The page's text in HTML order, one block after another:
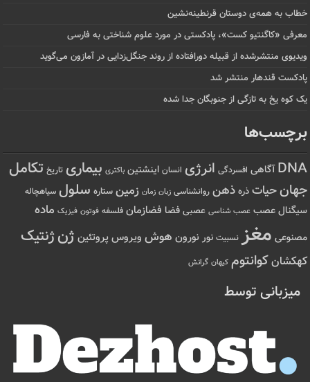
خطاب به همه‌ی دوستان قرنطینه‌نشین
معرفی «کاگنتیو کست»، پادکستی در مورد علوم شناختی به فارسی
ویدیوی منتشرشده از قبیله دورافتاده‌ از روند جنگل‌زدایی در آمازون می‌گوید
پادکست قندهار منتشر شد
یک کوه یخ به تازگی از جنوبگان جدا شده
برچسب‌ها
DNA آگاهی افسردگی انرژی انسان اینشتین باکتری بیماری تاریخ تکامل
جهانحیات ذره ذهن روانشناسی زبان زمان زمین ستاره سلول سیاهچاله
سیگنال عصب عصب شناسی عصبی فضا فضازمان فلسفه فوتون فیزیک ماده
مصنوعی مغز نسبیت نور نورون هوش ویروس پروتئین ژنژنتیک
کهکشانکوانتوم کیهان گرانش
میزبانی توسط